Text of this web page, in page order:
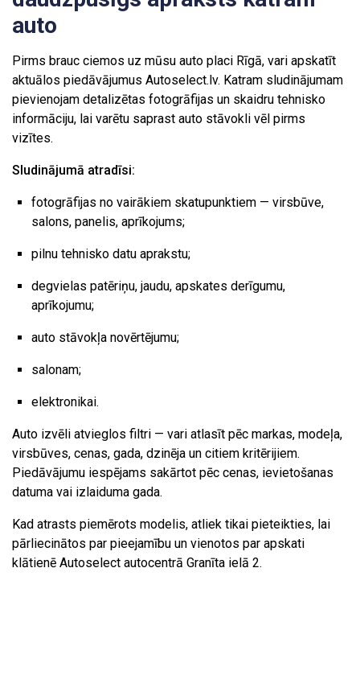
auto
Pirms brauc ciemos uz mūsu auto placi Rīgā, vari apskatīt
aktuālos piedāvājumus Autoselect.lv. Katram sludinājumam
pievienojam detalizētas fotogrāfijas un skaidru tehnisko
informāciju, lai varētu saprast auto stāvokli vēl pirms
vizītes.
Sludinājumā atradīsi:
fotogrāfijas no vairākiem skatupunktiem — virsbūve,
salons, panelis, aprīkojums;
pilnu tehnisko datu aprakstu;
degvielas patēriņu, jaudu, apskates derīgumu,
aprīkojumu;
auto stāvokļa novērtējumu;
salonam;
elektronikai.
Auto izvēli atvieglos filtri — vari atlasīt pēc markas, modeļa,
virsbūves, cenas, gada, dzinēja un citiem kritērijiem.
Piedāvājumu iespējams sakārtot pēc cenas, ievietošanas
datuma vai izlaiduma gada.
Kad atrasts piemērots modelis, atliek tikai pieteikties, lai
pārliecinātos par pieejamību un vienotos par apskati
klātienē Autoselect autocentrā Granīta ielā 2.